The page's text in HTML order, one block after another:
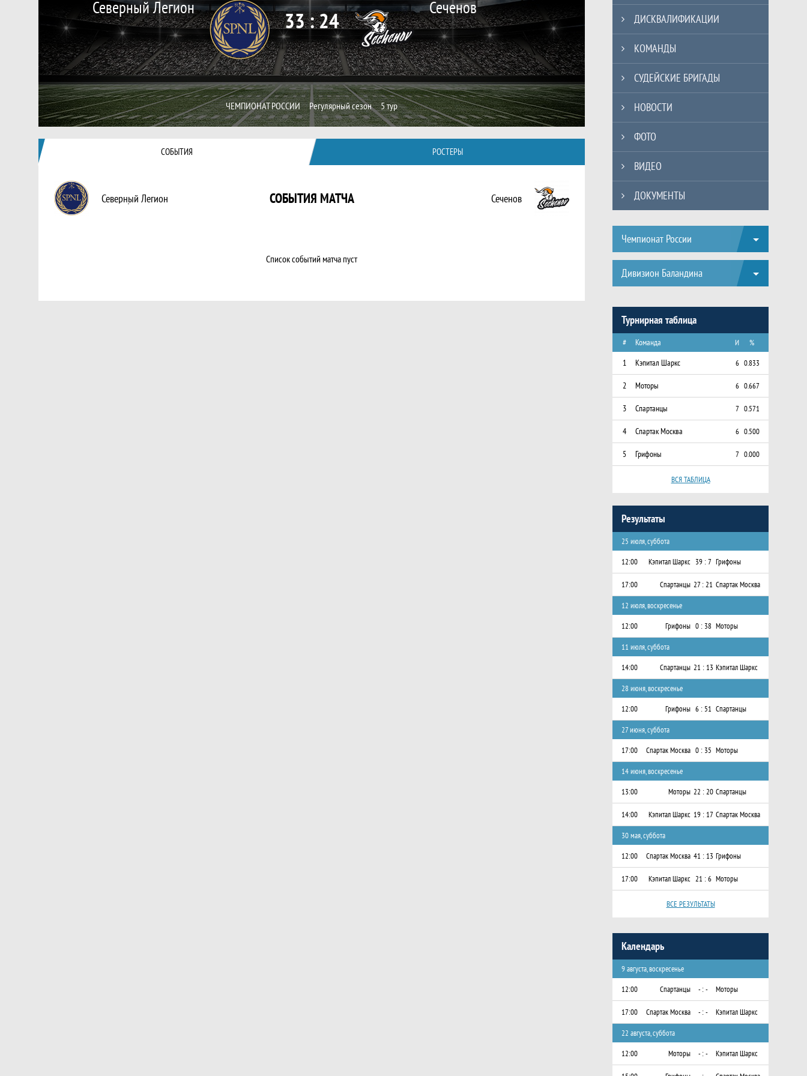
Северный Легион 33 : 24 Сеченов
ЧЕМПИОНАТ РОССИИ Регулярный сезон 5 тур
СОБЫТИЯ РОСТЕРЫ
Северный Легион СОБЫТИЯ МАТЧА Сеченов
Список событий матча пуст
ДИСКВАЛИФИКАЦИИ
КОМАНДЫ
СУДЕЙСКИЕ БРИГАДЫ
НОВОСТИ
ФОТО
ВИДЕО
ДОКУМЕНТЫ
Таблицы турнира
Чемпионат России
Дивизион Баландина
Турнирная таблица
# Команда И %
1 Кэпитал Шаркс 6 0.833
2 Моторы 6 0.667
3 Спартанцы 7 0.571
4 Спартак Москва 6 0.500
5 Грифоны 7 0.000
ВСЯ ТАБЛИЦА
Результаты
25 июля, суббота
12:00
Кэпитал Шаркс 39 : 7 Грифоны
17:00 Спартанцы 27 : 21 Спартак Москва
12 июля, воскресенье
12:00
Грифоны 0 : 38 Моторы
11 июля, суббота
14:00
Спартанцы 21 : 13 Кэпитал Шаркс
28 июня, воскресенье
12:00
Грифоны 6 : 51 Спартанцы
27 июня, суббота
17:00
Спартак Москва 0 : 35 Моторы
14 июня, воскресенье
13:00
Моторы 22 : 20 Спартанцы
14:00 Кэпитал Шаркс 19 : 17 Спартак Москва
30 мая, суббота
12:00
Спартак Москва 41 : 13 Грифоны
17:00 Кэпитал Шаркс 21 : 6 Моторы
ВСЕ РЕЗУЛЬТАТЫ
Календарь
9 августа, воскресенье
12:00
Спартанцы - : - Моторы
17:00 Спартак Москва - : - Кэпитал Шаркс
22 августа, суббота
12:00
Моторы - : - Кэпитал Шаркс